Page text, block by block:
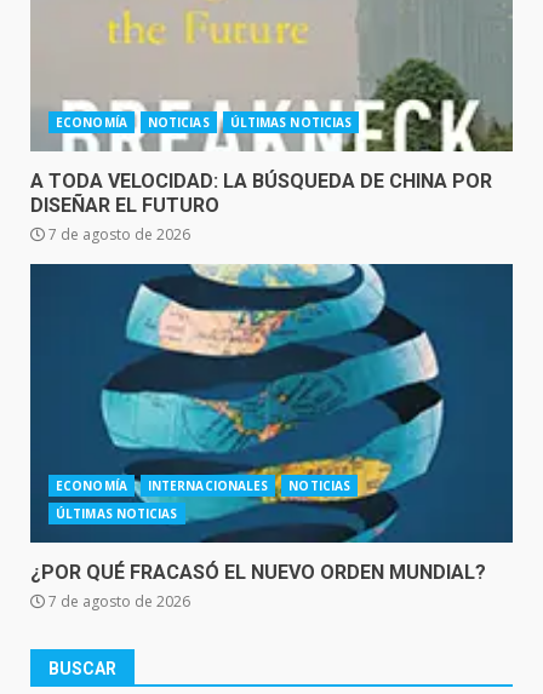
ECONOMÍA NOTICIAS ÚLTIMAS NOTICIAS
A TODA VELOCIDAD: LA BÚSQUEDA DE CHINA POR
DISEÑAR EL FUTURO
7 de agosto de 2026
ECONOMÍA INTERNACIONALES
NOTICIAS
ÚLTIMAS NOTICIAS
¿POR QUÉ FRACASÓ EL NUEVO ORDEN MUNDIAL?
7 de agosto de 2026
BUSCAR